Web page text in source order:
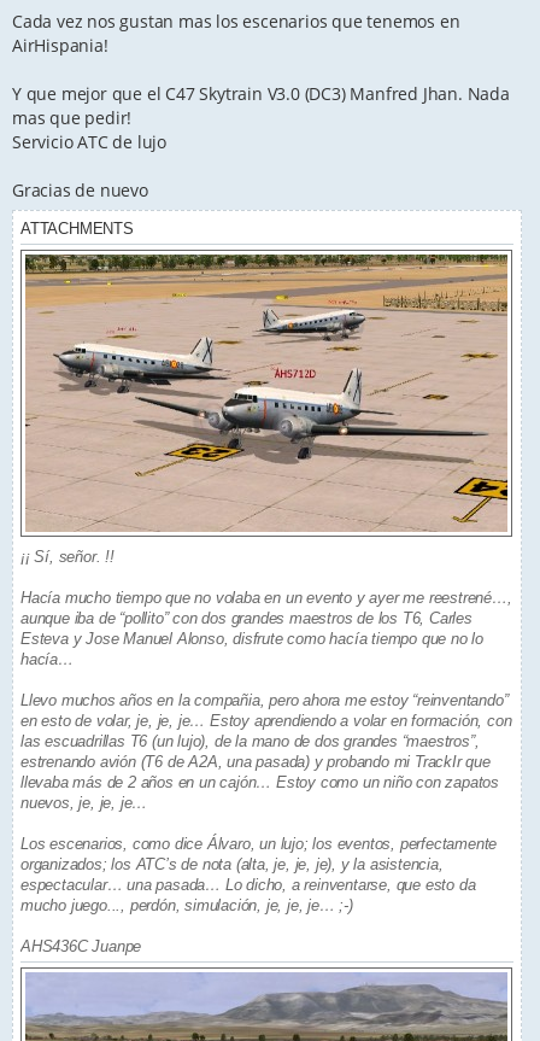
Cada vez nos gustan mas los escenarios que tenemos en
AirHispania!
Y que mejor que el C47 Skytrain V3.0 (DC3) Manfred Jhan. Nada
mas que pedir!
Servicio ATC de lujo
Gracias de nuevo
ATTACHMENTS
¡¡ Sí, señor. !!
Hacía mucho tiempo que no volaba en un evento y ayer me reestrené…,
aunque iba de “pollito” con dos grandes maestros de los T6, Carles
Esteva y Jose Manuel Alonso, disfrute como hacía tiempo que no lo
hacía…
Llevo muchos años en la compañia, pero ahora me estoy “reinventando”
en esto de volar, je, je, je… Estoy aprendiendo a volar en formación, con
las escuadrillas T6 (un lujo), de la mano de dos grandes “maestros”,
estrenando avión (T6 de A2A, una pasada) y probando mi TrackIr que
llevaba más de 2 años en un cajón… Estoy como un niño con zapatos
nuevos, je, je, je…
Los escenarios, como dice Álvaro, un lujo; los eventos, perfectamente
organizados; los ATC’s de nota (alta, je, je, je), y la asistencia,
espectacular… una pasada… Lo dicho, a reinventarse, que esto da
mucho juego..., perdón, simulación, je, je, je… ;-)
AHS436C Juanpe